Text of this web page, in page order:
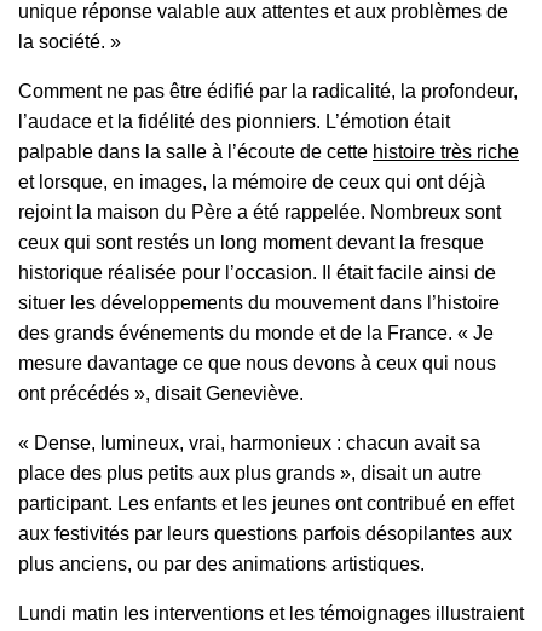
unique réponse valable aux attentes et aux problèmes de
la société. »
Comment ne pas être édifié par la radicalité, la profondeur,
l’audace et la fidélité des pionniers. L’émotion était
palpable dans la salle à l’écoute de cette histoire très riche
et lorsque, en images, la mémoire de ceux qui ont déjà
rejoint la maison du Père a été rappelée. Nombreux sont
ceux qui sont restés un long moment devant la fresque
historique réalisée pour l’occasion. Il était facile ainsi de
situer les développements du mouvement dans l’histoire
des grands événements du monde et de la France. « Je
mesure davantage ce que nous devons à ceux qui nous
ont précédés », disait Geneviève.
« Dense, lumineux, vrai, harmonieux : chacun avait sa
place des plus petits aux plus grands », disait un autre
participant. Les enfants et les jeunes ont contribué en effet
aux festivités par leurs questions parfois désopilantes aux
plus anciens, ou par des animations artistiques.
Lundi matin les interventions et les témoignages illustraient